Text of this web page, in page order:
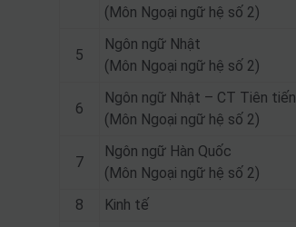
(Môn Ngoại ngữ hệ số 2)
5
Ngôn ngữ Nhật
(Môn Ngoại ngữ hệ số 2)
6
Ngôn ngữ Nhật – CT Tiên tiến
(Môn Ngoại ngữ hệ số 2)
7
Ngôn ngữ Hàn Quốc
(Môn Ngoại ngữ hệ số 2)
8 Kinh tế